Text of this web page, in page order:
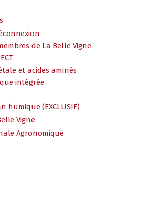
de La Belle Vigne
et acides aminés
intégrée
humique (EXCLUSIF)
Vigne
Agronomique